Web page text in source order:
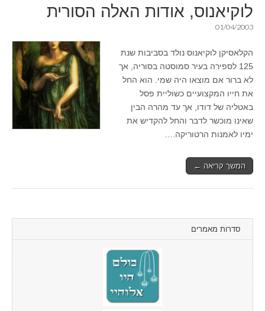
לוקיאנוס, אודות האלה הסורית
01/04/2003
הקלאסיקן לוקיאנוס נולד בסביבות שנת
125 לספירה בעיר סמוסטה בסוריה, אך
לא ברור אם מוצאו היה שמי. הוא החל
את חייו המקצועיים כשוליית פסל
באטליה של דודו, אך עד מהרה הבין
שאינו מוכשר לדבר והחל להקדיש את
ימיו לאמנות הרטוריקה.…
המשך קריאה ←
סדרות מאמרים